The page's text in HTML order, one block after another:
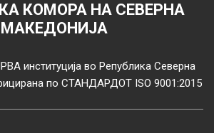
КОМОРА НА СЕВЕРНА
МАКЕДОНИЈА
институција во Република Северна
по СТАНДАРДОТ ISO 9001:2015